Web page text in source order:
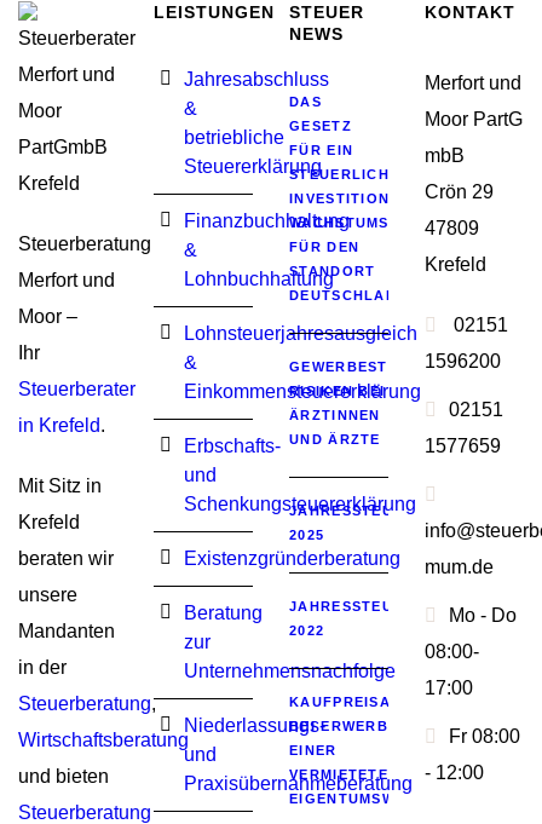
Steuerberatung
Merfort und
Moor –
Ihr
Steuerberater
in Krefeld.
Mit Sitz in
Krefeld
beraten wir
unsere
Mandanten
in der
Steuerberatung,
Wirtschaftsberatung
und bieten
Steuerberatung
LEISTUNGEN
Jahresabschluss
&
betriebliche
Steuererklärung
Finanzbuchhaltung
&
Lohnbuchhaltung
Lohnsteuerjahresausgleich
&
Einkommensteuererklärung
Erbschafts-
und
Schenkungsteuererklärung
Existenzgründerberatung
Beratung
zur
Unternehmensnachfolge
Niederlassungs-
und
Praxisübernahmeberatung
STEUER
NEWS
DAS
GESETZ
FÜR EIN
STEUERLICHES
WACHSTUMSIMPULSE
FÜR DEN
STANDORT
DEUTSCHLAND
GEWERBESTEUERLICHE
RISIKEN BEI
ÄRZTINNEN
UND ÄRZTE
JAHRESSTEUERGESETZ
2025
JAHRESSTEUERGESETZ
2022
KAUFPREISAUFTEILUNG
BEI ERWERB
EINER
VERMIETETEN
EIGENTUMSWOHNUNG
KONTAKT
Merfort und
Moor PartG
mbB
Crön 29
47809
Krefeld
02151
1596200
02151
1577659
mum.de
Mo - Do
08:00-
17:00
Fr 08:00
- 12:00